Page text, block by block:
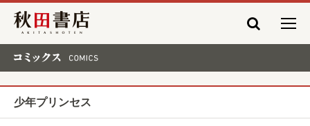
秋田書店
少年プリンセス